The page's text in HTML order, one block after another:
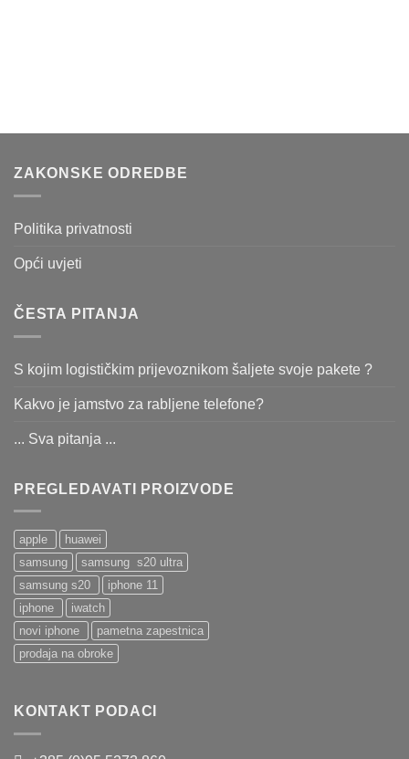
ZAKONSKE ODREDBE
Politika privatnosti
Opći uvjeti
ČESTA PITANJA
S kojim logističkim prijevoznikom šaljete svoje pakete ?
Kakvo je jamstvo za rabljene telefone?
... Sva pitanja ...
PREGLEDAVATI PROIZVODE
apple
huawei
samsung
samsung s20 ultra
samsung s20
iphone 11
iphone
iwatch
novi iphone
pametna zapestnica
prodaja na obroke
KONTAKT PODACI